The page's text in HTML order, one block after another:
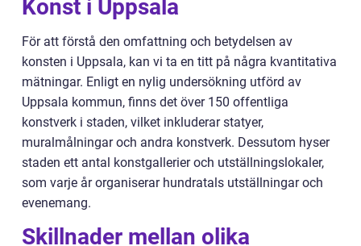
Konst i Uppsala
För att förstå den omfattning och betydelsen av
konsten i Uppsala, kan vi ta en titt på några kvantitativa
mätningar. Enligt en nylig undersökning utförd av
Uppsala kommun, finns det över 150 offentliga
konstverk i staden, vilket inkluderar statyer,
muralmålningar och andra konstverk. Dessutom hyser
staden ett antal konstgallerier och utställningslokaler,
som varje år organiserar hundratals utställningar och
evenemang.
Skillnader mellan olika